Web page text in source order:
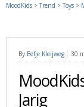
MoodKids >Trend >Toys >
By Eefje Kleijweg 30
Jarig